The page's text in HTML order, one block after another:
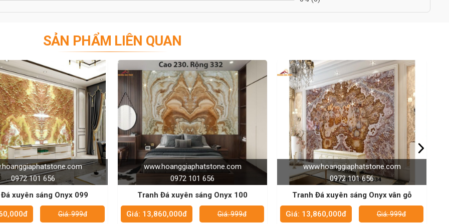
nhất để trang trí nội thất phòng khách hoặc phòng
có bề mặt tương đối giống nhau và kích thước khá
đá đối xứng 2 phía có đường vân giống nhau nên
nhau, và phù hợp cho những không gian rộng rãi, yêu
hàng, khách sạn, trung tâm thương mại, trung tâm
nhìn không thể rời mắt.
đó, khi thi công người ta thường lắp đặt hệ thống
diệu trong nhà.
SẢN PHẨM LIÊN QUAN
www.hoanggiaphatstone.com
0972 101 656
Tranh Đá xuyên sáng Onyx 100
13,860,000đ Giá: 999đ
www.hoanggiaphatstone.com
0972 101 656
Tranh Đá xuyên sáng Onyx vân gỗ
Giá: 13,860,000đ Giá: 999đ
www.hoanggiaphatstone.com
0972 101 656
Tranh Đá xuyên sáng Onyx 136
Giá: 13,860,000đ Giá: 999đ